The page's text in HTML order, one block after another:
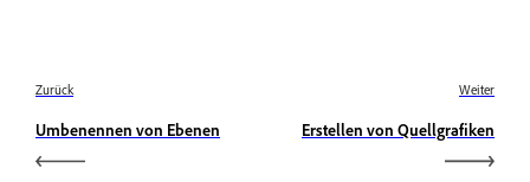
Zurück
Umbenennen von Ebenen
Weiter
Erstellen von Quellgrafiken